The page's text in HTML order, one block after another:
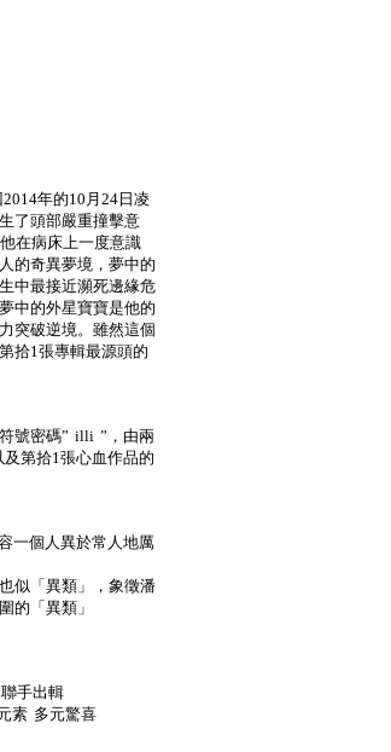
年的10月24日凌
了頭部嚴重撞擊意
在病床上一度意識
的奇異夢境，夢中的
中最接近瀕死邊緣危
中的外星寶寶是他的
突破逆境。雖然這個
拾1張專輯最源頭的
號密碼” illi ”，由兩
第拾1張心血作品的
一個人異於常人地厲
似「異類」，象徵潘
的「異類」
手出輯
素 多元驚喜